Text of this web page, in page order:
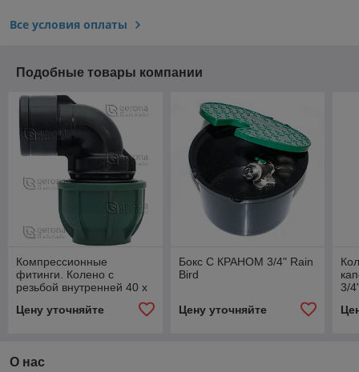
Все условия оплаты
Подобные товары компании
Компрессионные
фитинги. Колено с
резьбой внутренней 40 х
Цену уточняйте
Бокс С КРАНОМ 3/4" Rain
Bird
Цену уточняйте
3/
О нас